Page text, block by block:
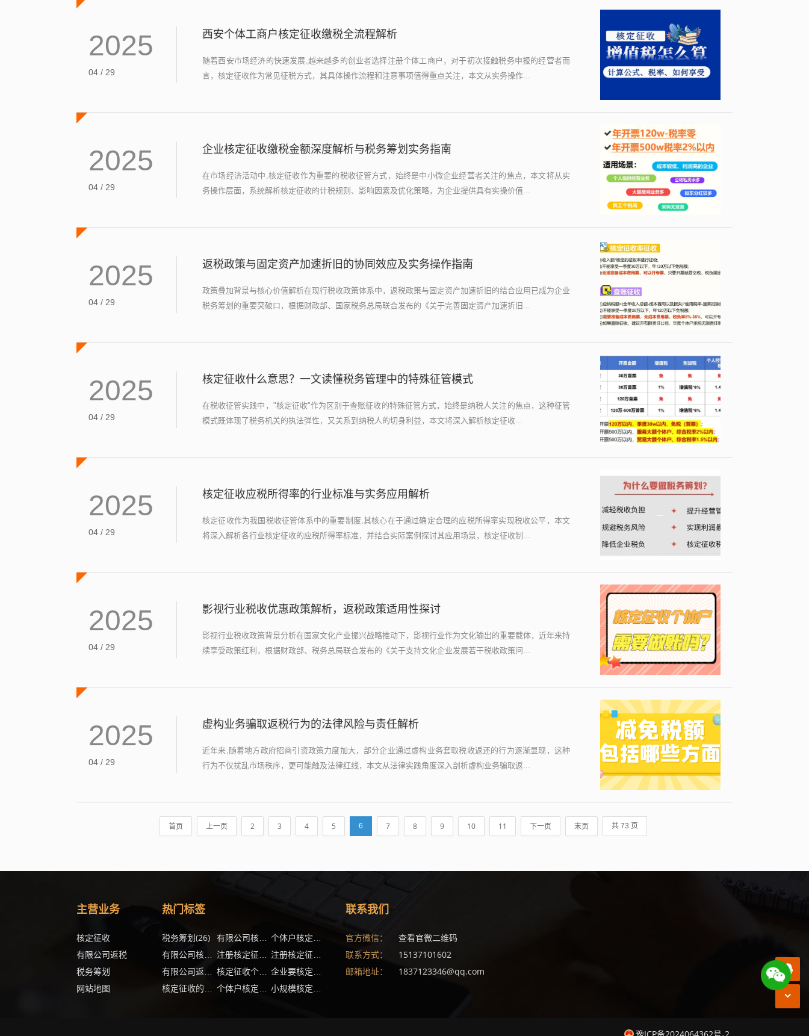
2025
04 / 29
西安个体工商户核定征收缴税全流程解析
随着西安市场经济的快速发展,越来越多的创业者选择注册个体工商户，对于初次接触税务申报的经营者而
言，核定征收作为常见征税方式，其具体操作流程和注意事项值得重点关注，本文从实务操作...
2025
04 / 29
企业核定征收缴税金额深度解析与税务筹划实务指南
在市场经济活动中,核定征收作为重要的税收征管方式，始终是中小微企业经营者关注的焦点，本文将从实
务操作层面，系统解析核定征收的计税规则、影响因素及优化策略，为企业提供具有实操价值...
2025
04 / 29
返税政策与固定资产加速折旧的协同效应及实务操作指南
政策叠加背景与核心价值解析在现行税收政策体系中，返税政策与固定资产加速折旧的结合应用已成为企业
税务筹划的重要突破口，根据财政部、国家税务总局联合发布的《关于完善固定资产加速折旧...
2025
04 / 29
核定征收什么意思？一文读懂税务管理中的特殊征管模式
在税收征管实践中，"核定征收"作为区别于查账征收的特殊征管方式，始终是纳税人关注的焦点，这种征管
模式既体现了税务机关的执法弹性，又关系到纳税人的切身利益，本文将深入解析核定征收...
2025
04 / 29
核定征收应税所得率的行业标准与实务应用解析
核定征收作为我国税收征管体系中的重要制度,其核心在于通过确定合理的应税所得率实现税收公平，本文
将深入解析各行业核定征收的应税所得率标准，并结合实际案例探讨其应用场景，核定征收制...
2025
04 / 29
影视行业税收优惠政策解析，返税政策适用性探讨
影视行业税收政策背景分析在国家文化产业振兴战略推动下，影视行业作为文化输出的重要载体，近年来持
续享受政策红利，根据财政部、税务总局联合发布的《关于支持文化企业发展若干税收政策问...
2025
04 / 29
虚构业务骗取返税行为的法律风险与责任解析
近年来,随着地方政府招商引资政策力度加大，部分企业通过虚构业务套取税收返还的行为逐渐显现，这种
行为不仅扰乱市场秩序，更可能触及法律红线，本文从法律实践角度深入剖析虚构业务骗取返...
首页 上一页 2 3 4 5 6 7 8 9 10 11 下一页 末页 共 73 页
主营业务
核定征收
有限公司返税
税务筹划
网站地图
热门标签
税务筹划(26) 有限公司核定征收企业所得税 (15)
有限公司核定征收 (15) (12) (12)
(11) 核定征收个体户怎么交税 (11) (11)
(11) (10)
联系我们
官方微信： 查看官微二维码
联系方式： 15137101602
邮箱地址： 1837123346@qq.com